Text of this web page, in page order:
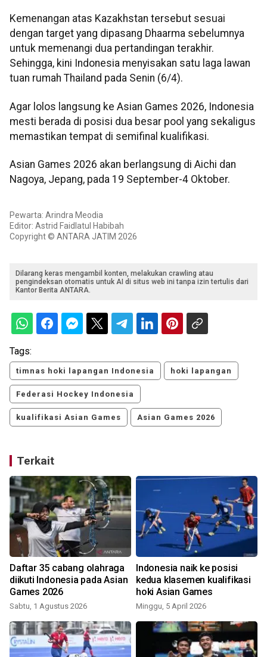
Kemenangan atas Kazakhstan tersebut sesuai
dengan target yang dipasang Dhaarma sebelumnya
untuk memenangi dua pertandingan terakhir.
Sehingga, kini Indonesia menyisakan satu laga lawan
tuan rumah Thailand pada Senin (6/4).
Agar lolos langsung ke Asian Games 2026, Indonesia
mesti berada di posisi dua besar pool yang sekaligus
memastikan tempat di semifinal kualifikasi.
Asian Games 2026 akan berlangsung di Aichi dan
Nagoya, Jepang, pada 19 September-4 Oktober.
Pewarta: Arindra Meodia
Editor: Astrid Faidlatul Habibah
Copyright © ANTARA JATIM 2026
Dilarang keras mengambil konten, melakukan crawling atau
pengindeksan otomatis untuk AI di situs web ini tanpa izin tertulis dari
Kantor Berita ANTARA.
Tags:
timnas hoki lapangan Indonesia hoki lapangan
Federasi Hockey Indonesia
kualifikasi Asian Games Asian Games 2026
Terkait
Daftar 35 cabang olahraga
diikuti Indonesia pada Asian
Games 2026
Sabtu, 1 Agustus 2026
Indonesia naik ke posisi
kedua klasemen kualifikasi
hoki Asian Games
Minggu, 5 April 2026